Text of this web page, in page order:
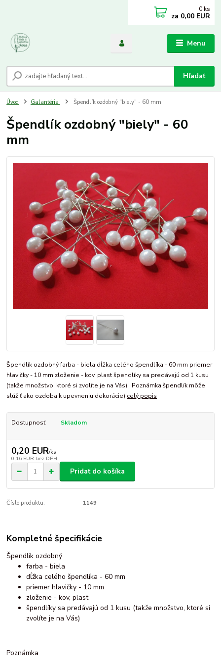
Menu
Hľadať
0 ks
za 0,00 EUR
Úvod Galantéria Špendlík ozdobný "biely" - 60 mm
Špendlík ozdobný "biely" - 60
mm
Špendlík ozdobný farba - biela dĺžka celého špendlíka - 60 mm priemer
hlavičky - 10 mm zloženie - kov, plast špendlíky sa predávajú od 1 kusu
(takže množstvo, ktoré si zvolíte je na Vás) Poznámka špendlík môže
slúžiť ako ozdoba k upevneniu dekorácie) celý popis
Dostupnosť Skladom
0,20 EUR/ks
0,16 EUR bez DPH
Pridať do košíka
Číslo produktu: 1149
Kompletné špecifikácie
Špendlík ozdobný
farba - biela
dĺžka celého špendlíka - 60 mm
priemer hlavičky - 10 mm
zloženie - kov, plast
špendlíky sa predávajú od 1 kusu (takže množstvo, ktoré si
zvolíte je na Vás)
Poznámka